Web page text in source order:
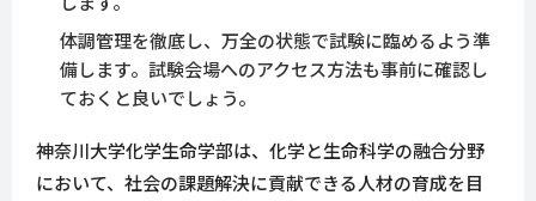
体調管理を徹底し、万全の状態で試験に臨めるよう準
備します。試験会場へのアクセス方法も事前に確認し
ておくと良いでしょう。
神奈川大学化学生命学部は、化学と生命科学の融合分野
において、社会の課題解決に貢献できる人材の育成を目